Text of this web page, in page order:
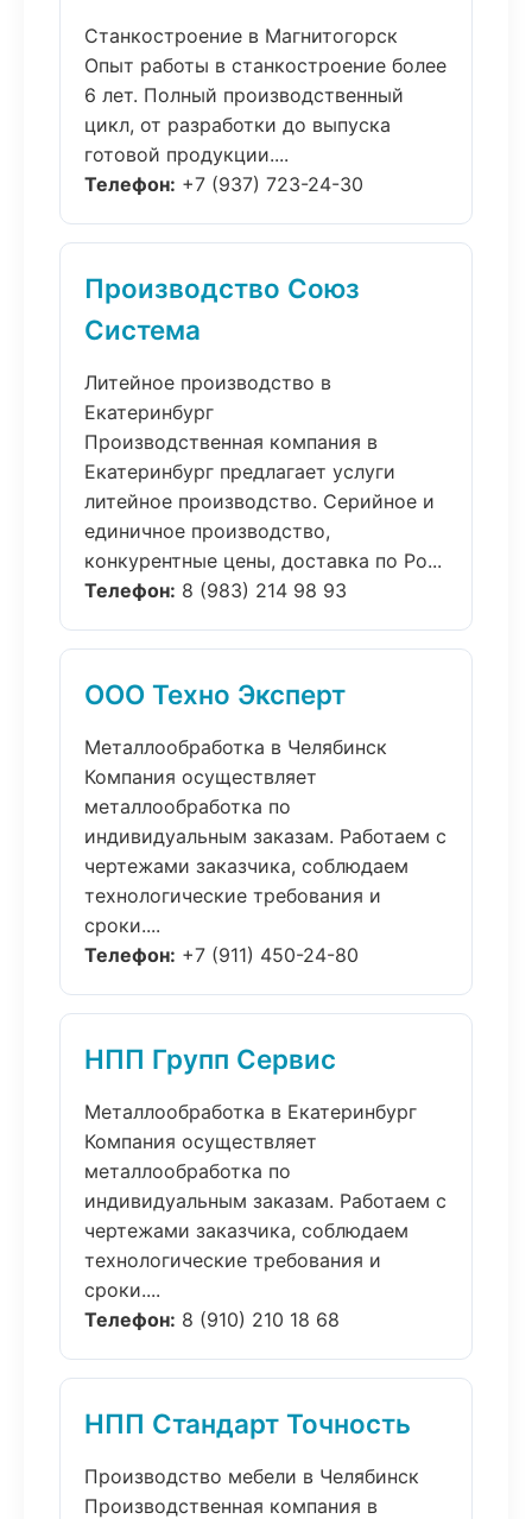
Станкостроение в Магнитогорск
Опыт работы в станкостроение более
6 лет. Полный производственный
цикл, от разработки до выпуска
готовой продукции....
Телефон: +7 (937) 723-24-30
Производство Союз
Система
Литейное производство в
Екатеринбург
Производственная компания в
Екатеринбург предлагает услуги
литейное производство. Серийное и
единичное производство,
конкурентные цены, доставка по Ро...
Телефон: 8 (983) 214 98 93
ООО Техно Эксперт
Металлообработка в Челябинск
Компания осуществляет
металлообработка по
индивидуальным заказам. Работаем с
чертежами заказчика, соблюдаем
технологические требования и
сроки....
Телефон: +7 (911) 450-24-80
НПП Групп Сервис
Металлообработка в Екатеринбург
Компания осуществляет
металлообработка по
индивидуальным заказам. Работаем с
чертежами заказчика, соблюдаем
технологические требования и
сроки....
Телефон: 8 (910) 210 18 68
НПП Стандарт Точность
Производство мебели в Челябинск
Производственная компания в